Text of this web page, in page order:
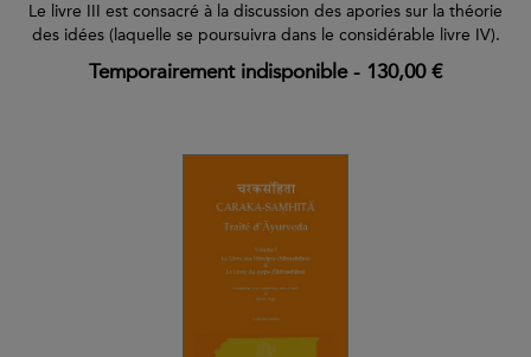
Le livre III est consacré à la discussion des apories sur la théorie
des idées (laquelle se poursuivra dans le considérable livre IV).
Temporairement indisponible- 130,00 €